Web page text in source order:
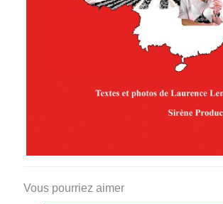
Vous pourriez aimer